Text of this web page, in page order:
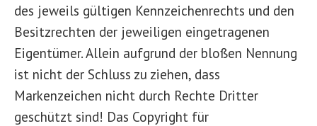
des jeweils gültigen Kennzeichenrechts und den
Besitzrechten der jeweiligen eingetragenen
Eigentümer. Allein aufgrund der bloßen Nennung
ist nicht der Schluss zu ziehen, dass
Markenzeichen nicht durch Rechte Dritter
geschützt sind! Das Copyright für